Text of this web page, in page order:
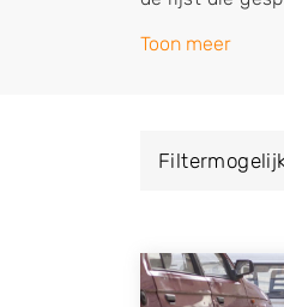
en sloopauto
of deze liever
Zoekt u liever
Toon meer